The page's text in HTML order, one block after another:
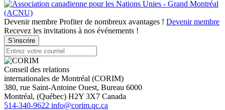
Devenir membre Profiter de nombreux avantages ! Devenir membre
Recevez les invitations à nos événements !
S’inscrire
Conseil des relations
internationales de Montréal (CORIM)
380, rue Saint-Antoine Ouest, Bureau 6000
Montréal, (Québec) H2Y 3X7 Canada
514-340-9622 info@corim.qc.ca